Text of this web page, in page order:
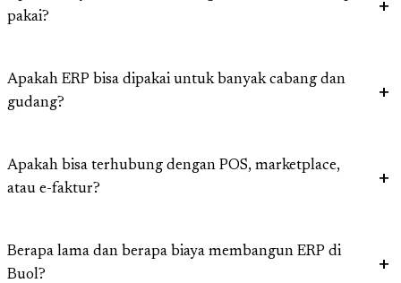
pakai?
Apakah ERP bisa dipakai untuk banyak cabang dan
gudang?
Apakah bisa terhubung dengan POS, marketplace,
atau e-faktur?
Berapa lama dan berapa biaya membangun ERP di
Buol?